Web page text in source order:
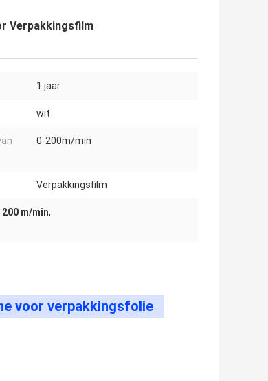
Verpakkingsfilm
1 jaar
wit
0-200m/min
Verpakkingsfilm
m/min,
voor verpakkingsfolie